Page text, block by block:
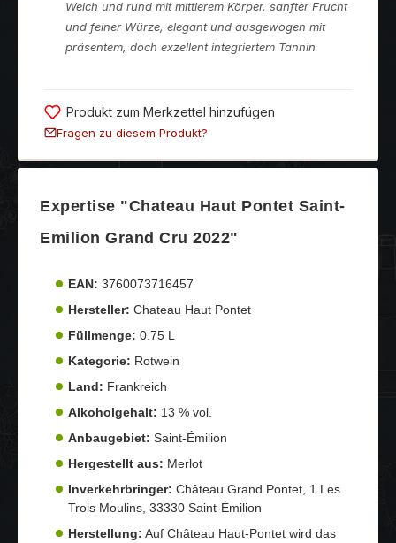
Weich und rund mit mittlerem Körper, sanfter Frucht
und feiner Würze, elegant und ausgewogen mit
präsentem, doch exzellent integriertem Tannin
Produkt zum Merkzettel hinzufügen
Fragen zu diesem Produkt?
Expertise "Chateau Haut Pontet Saint-
Emilion Grand Cru 2022"
EAN: 3760073716457
Hersteller: Chateau Haut Pontet
Füllmenge: 0.75 L
Kategorie: Rotwein
Land: Frankreich
Alkoholgehalt: 13 % vol.
Anbaugebiet: Saint-Émilion
Hergestellt aus: Merlot
Inverkehrbringer: Château Grand Pontet, 1 Les
Trois Moulins, 33330 Saint-Émilion
Herstellung: Auf Château Haut-Pontet wird das